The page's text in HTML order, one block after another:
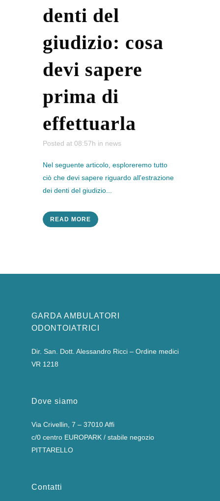
denti del
giudizio: cosa
devi sapere
prima di
effettuarla
Posted at 08:57h in news
Nel seguente articolo, esploreremo tutto
ciò che devi sapere riguardo all'estrazione
dei denti del giudizio...
READ MORE
GARDA AMBULATORI
ODONTOIATRICI
Dir. San. Dott. Alessandro Ricci – Ordine medici
VR 1218
Dove siamo
Via Crivellin, 7 – 37010 Affi
c/0 centro EUROPARK / stabile negozio
PITTARELLO
Contatti